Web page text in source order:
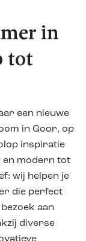
in
tot
een nieuwe
in Goor, op
inspiratie
en modern tot
wij helpen je
die perfect
aan
diverse